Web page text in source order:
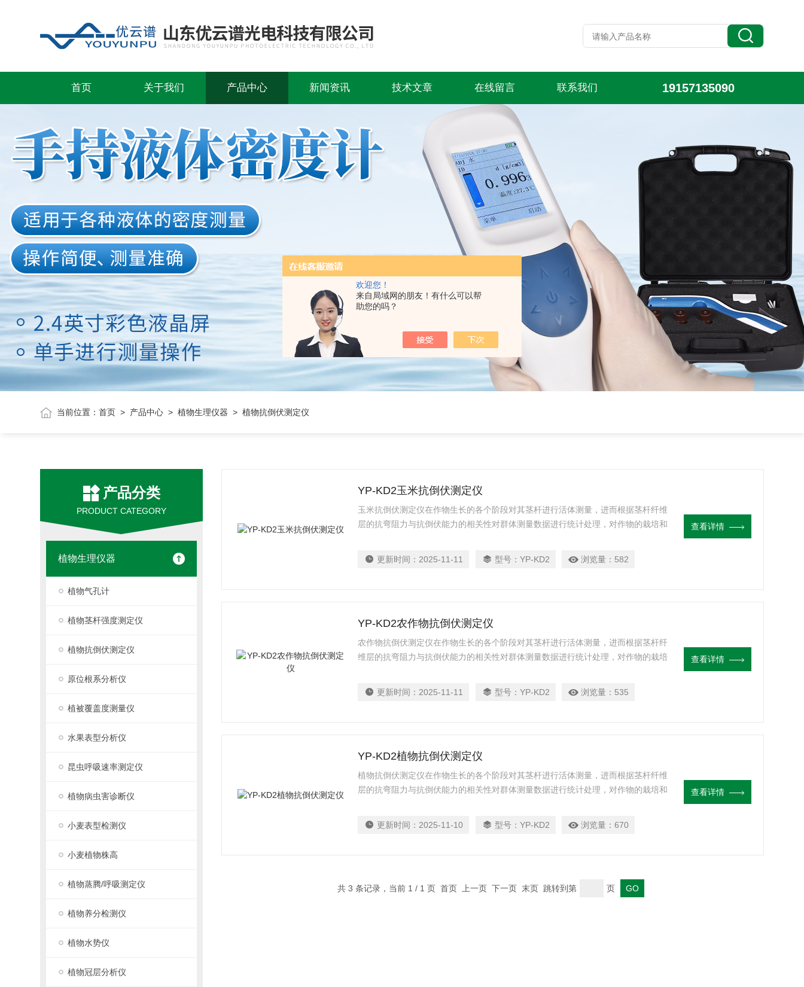
欢迎您！
来自局域网的朋友！有什么可以帮
助您的吗？
首页 关于我们 产品中心 新闻资讯 技术文章 在线留言 联系我们 19157135090
当前位置：首页 > 产品中心 >植物生理仪器 > 植物抗倒伏测定仪
产品分类
PRODUCT CATEGORY
植物生理仪器
植物气孔计
植物茎杆强度测定仪
植物抗倒伏测定仪
原位根系分析仪
植被覆盖度测量仪
水果表型分析仪
昆虫呼吸速率测定仪
植物病虫害诊断仪
小麦表型检测仪
小麦植物株高
植物蒸腾/呼吸测定仪
植物养分检测仪
植物水势仪
植物冠层分析仪
YP-KD2玉米抗倒伏测定仪
玉米抗倒伏测定仪在作物生长的各个阶段对其茎杆进行活体测量，进而根据茎杆纤维
层的抗弯阻力与抗倒伏能力的相关性对群体测量数据进行统计处理，对作物的栽培和
更新时间： 2025-11-11 型号： YP-KD2 浏览量： 582
查看详情
YP-KD2农作物抗倒伏测定仪
农作物抗倒伏测定仪在作物生长的各个阶段对其茎杆进行活体测量，进而根据茎杆纤
维层的抗弯阻力与抗倒伏能力的相关性对群体测量数据进行统计处理，对作物的栽培
更新时间： 2025-11-11 型号： YP-KD2 浏览量： 535
查看详情
YP-KD2植物抗倒伏测定仪
植物抗倒伏测定仪在作物生长的各个阶段对其茎杆进行活体测量，进而根据茎杆纤维
层的抗弯阻力与抗倒伏能力的相关性对群体测量数据进行统计处理，对作物的栽培和
更新时间： 2025-11-10 型号： YP-KD2 浏览量： 670
查看详情
共 3 条记录，当前 1 / 1 页 首页 上一页 下一页 末页 跳转到第 页